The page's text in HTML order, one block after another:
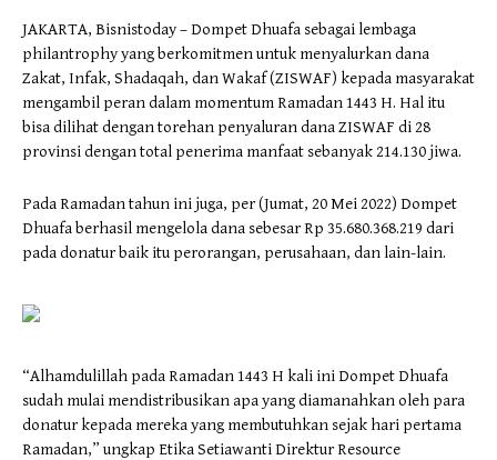
JAKARTA, Bisnistoday – Dompet Dhuafa sebagai lembaga
philantrophy yang berkomitmen untuk menyalurkan dana
Zakat, Infak, Shadaqah, dan Wakaf (ZISWAF) kepada masyarakat
mengambil peran dalam momentum Ramadan 1443 H. Hal itu
bisa dilihat dengan torehan penyaluran dana ZISWAF di 28
provinsi dengan total penerima manfaat sebanyak 214.130 jiwa.
Pada Ramadan tahun ini juga, per (Jumat, 20 Mei 2022) Dompet
Dhuafa berhasil mengelola dana sebesar Rp 35.680.368.219 dari
pada donatur baik itu perorangan, perusahaan, dan lain-lain.
“Alhamdulillah pada Ramadan 1443 H kali ini Dompet Dhuafa
sudah mulai mendistribusikan apa yang diamanahkan oleh para
donatur kepada mereka yang membutuhkan sejak hari pertama
Ramadan,” ungkap Etika Setiawanti Direktur Resource